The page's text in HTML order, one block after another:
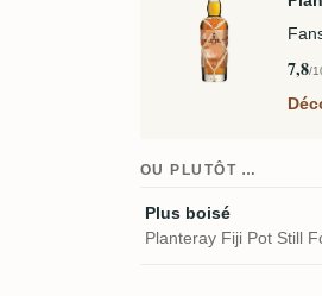
7,8/
OU PLUTÔT …
Plus boisé
Planteray Fiji Pot Still